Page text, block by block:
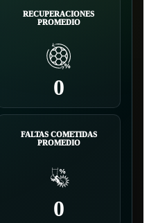
RECUPERACIONES
PROMEDIO
0
FALTAS COMETIDAS
PROMEDIO
0